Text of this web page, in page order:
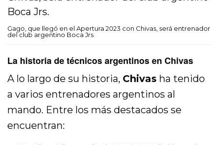
Gago, que llegó en el Apertura 2023 con Chivas, será entrenador
del club argentino Boca Jrs.
La historia de técnicos argentinos en Chivas
A lo largo de su historia, Chivas ha tenido
a varios entrenadores argentinos al
mando. Entre los más destacados se
encuentran: